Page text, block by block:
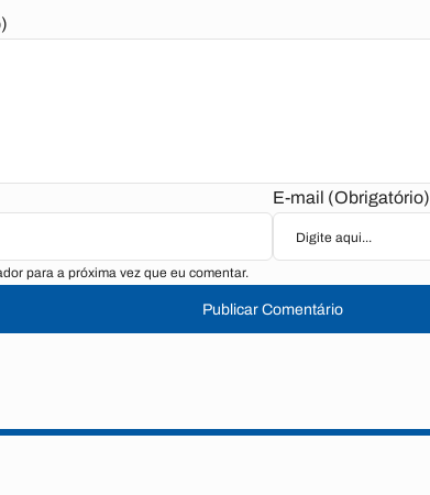
E-mail (Obrigatório)
para a próxima vez que eu comentar.
Publicar Comentário